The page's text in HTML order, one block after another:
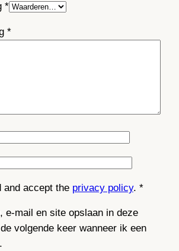
*
*
and accept the privacy policy. *
e-mail en site opslaan in deze
volgende keer wanneer ik een